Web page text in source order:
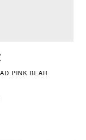
PINK BEAR